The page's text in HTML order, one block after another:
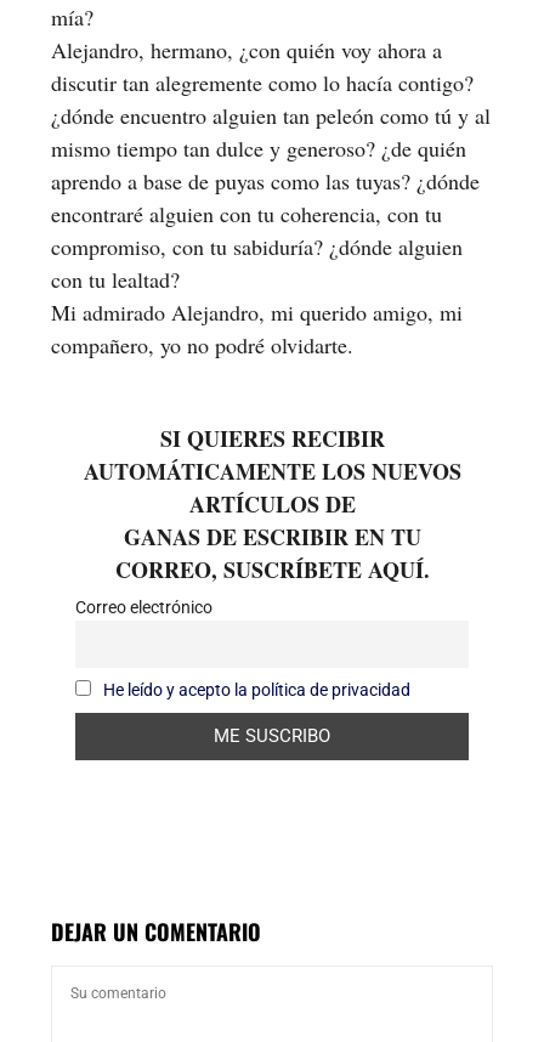
mía?
Alejandro, hermano, ¿con quién voy ahora a
discutir tan alegremente como lo hacía contigo?
¿dónde encuentro alguien tan peleón como tú y al
mismo tiempo tan dulce y generoso? ¿de quién
aprendo a base de puyas como las tuyas? ¿dónde
encontraré alguien con tu coherencia, con tu
compromiso, con tu sabiduría? ¿dónde alguien
con tu lealtad?
Mi admirado Alejandro, mi querido amigo, mi
compañero, yo no podré olvidarte.
SI QUIERES RECIBIR
AUTOMÁTICAMENTE LOS NUEVOS
ARTÍCULOS DE
GANAS DE ESCRIBIR EN TU
CORREO, SUSCRÍBETE AQUÍ.
Correo electrónico
He leído y acepto la política de privacidad
DEJAR UN COMENTARIO